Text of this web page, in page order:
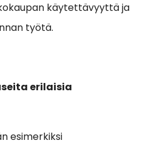
käytettävyyttä ja
työtä.
erilaisia
esimerkiksi